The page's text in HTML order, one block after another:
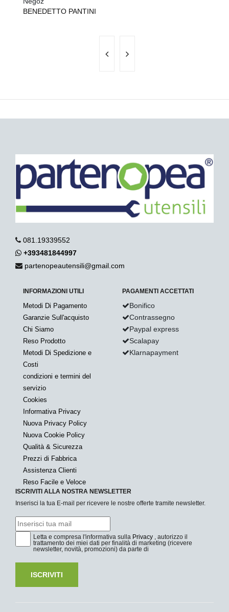
BENEDETTO PANTINI
081.19339552
+393481844997
partenopeautensili@gmail.com
INFORMAZIONI UTILI
Metodi Di Pagamento
Garanzie Sull'acquisto
Chi Siamo
Reso Prodotto
Metodi Di Spedizione e
Costi
condizioni e termini del
servizio
Cookies
Informativa Privacy
Nuova Privacy Policy
Nuova Cookie Policy
Qualità & Sicurezza
Prezzi di Fabbrica
Assistenza Clienti
Reso Facile e Veloce
PAGAMENTI ACCETTATI
Bonifico
Contrassegno
Paypal express
Scalapay
Klarnapayment
ISCRIVITI ALLA NOSTRA NEWSLETTER
Inserisci la tua E-mail per ricevere le nostre offerte tramite newsletter.
Letta e compresa l'informativa sulla Privacy , autorizzo il
trattamento dei miei dati per finalità di marketing (ricevere
newsletter, novità, promozioni) da parte di
ISCRIVITI